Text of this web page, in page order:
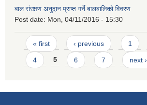
बाल संरक्षण अनुदान प्राप्त गर्ने बालबालिको विवरण
Post date: Mon, 04/11/2016 - 15:30
Pages
« first ‹ previous 1
4 5 6 7 next ›